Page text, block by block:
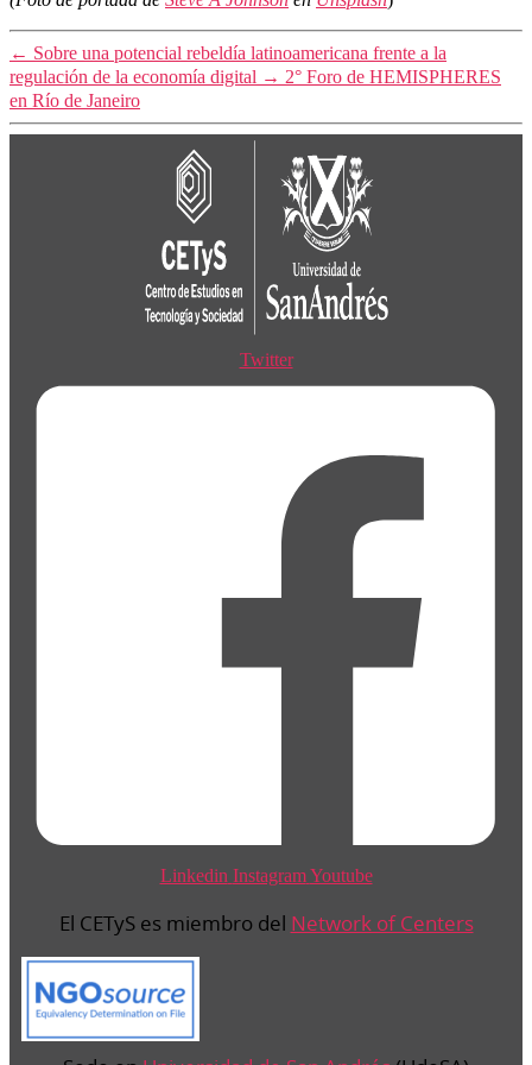
← Sobre una potencial rebeldía latinoamericana frente a la
regulación de la economía digital → 2° Foro de HEMISPHERES
en Río de Janeiro
Twitter
Linkedin Instagram Youtube
El CETyS es miembro del Network of Centers